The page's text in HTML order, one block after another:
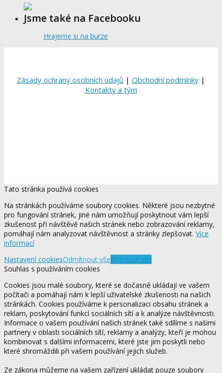
Jsme také na Facebooku
Hrajeme si na burze
Zásady ochrany osobních údajů | Obchodní podmínky |
Kontakty a tým
Tato stránka používá cookies
Na stránkách používáme soubory cookies. Některé jsou nezbytné
pro fungování stránek, jiné nám umožňují poskytnout vám lepší
zkušenost při návštěvě našich stránek nebo zobrazování reklamy,
pomáhají nám analyzovat návštěvnost a stránky zlepšovat. Více
informací
Nastavení cookiesOdmítnout všePřijmout vše
Souhlas s používáním cookies
Cookies jsou malé soubory, které se dočasně ukládají ve vašem
počítači a pomáhají nám k lepší uživatelské zkušenosti na našich
stránkách. Cookies používáme k personalizaci obsahu stránek a
reklam, poskytování funkcí sociálních sítí a k analýze návštěvnosti.
Informace o vašem používání našich stránek také sdílíme s našimi
partnery v oblasti sociálních sítí, reklamy a analýzy, kteří je mohou
kombinovat s dalšími informacemi, které jste jim poskytli nebo
které shromáždili při vašem používání jejich služeb.
Ze zákona můžeme na vašem zařízení ukládat pouze soubory